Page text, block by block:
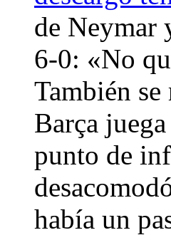
de Neymar
6-0: «No
También
Barça
punto de
había un